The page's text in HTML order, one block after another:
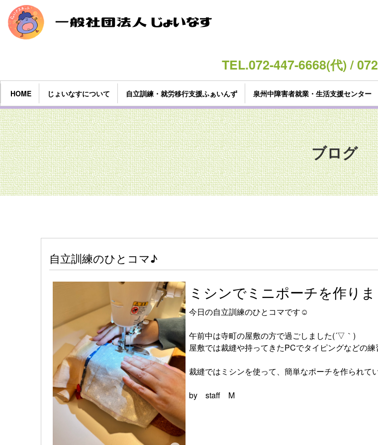
TEL.072-447-6668(代) /
HOME じょいなすについて 自立訓練・就労移行支援ふぁいんず 泉州中障害者就業・生活支援センター
ブログ
自立訓練のひとコマ♪
ミシンでミニポーチを作り
今日の自立訓練のひとコマです☺
午前中は寺町の屋敷の方で過ごしました(´▽｀)
屋敷では裁縫や持ってきたPCでタイピングなどの
裁縫ではミシンを使って、簡単なポーチを作られて
by staff M